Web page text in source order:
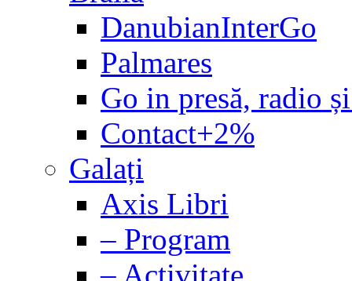
DanubianInterGo
Palmares
Go in presă, radio
Contact+2%
Galați
Axis Libri
– Program
– Activitate